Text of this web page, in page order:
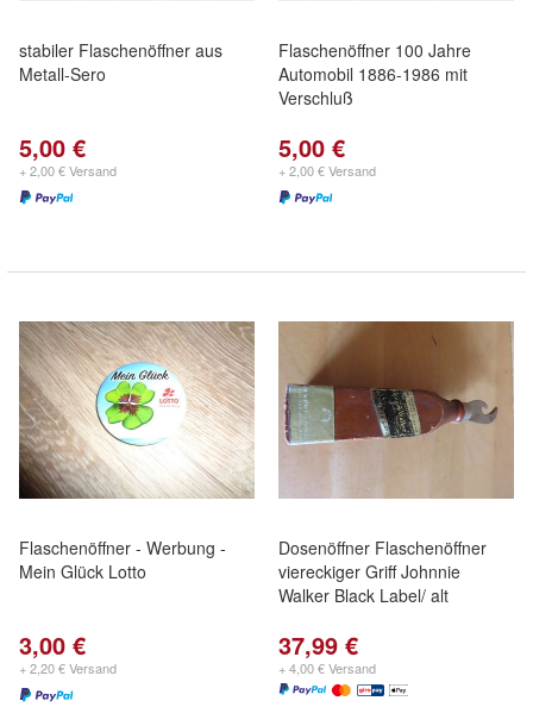
stabiler Flaschenöffner aus
Metall-Sero
5,00 €
+ 2,00 € Versand
Flaschenöffner 100 Jahre
Automobil 1886-1986 mit
Verschluß
5,00 €
+ 2,00 € Versand
Flaschenöffner - Werbung -
Mein Glück Lotto
3,00 €
+ 2,20 € Versand
Dosenöffner Flaschenöffner
viereckiger Griff Johnnie
Walker Black Label/ alt
37,99 €
+ 4,00 € Versand